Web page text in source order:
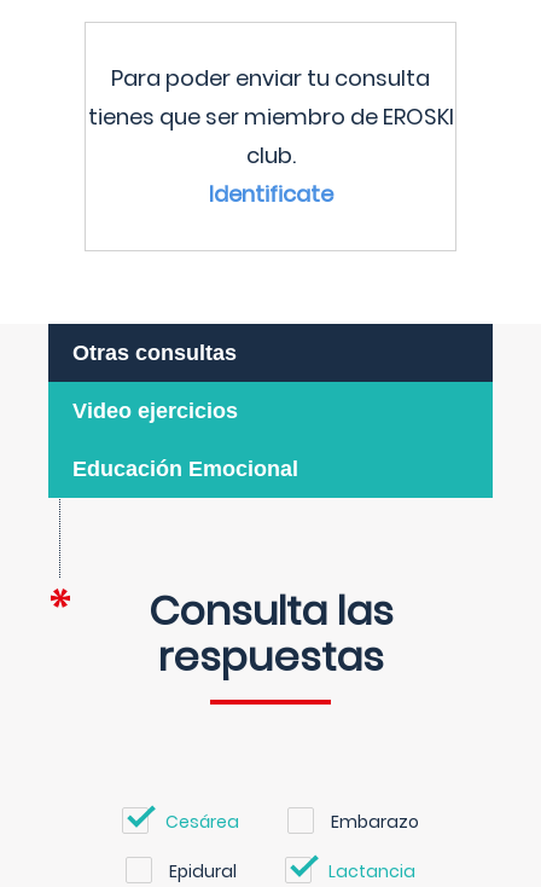
Para poder enviar tu consulta
tienes que ser miembro de EROSKI
club.
Identificate
Otras consultas
Video ejercicios
Educación Emocional
Consulta las
respuestas
Cesárea Embarazo
Epidural Lactancia